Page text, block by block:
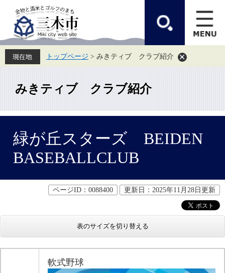
先
頭
す。
を
飛
し
トップページ > みきティブ クラブ紹介
みきティブ クラブ紹介
緑が丘スターズ BEIDEN
BASEBALLCLUB
ページID：0088400 更新日：2025年11月28日更新
表のサイズを切り替える
軟式野球